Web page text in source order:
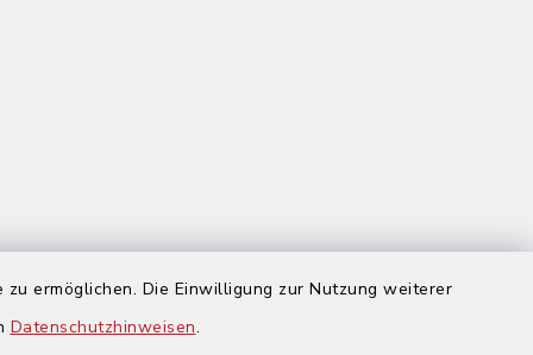
ermöglichen. Die Einwilligung zur Nutzung weiterer
Datenschutzhinweisen.